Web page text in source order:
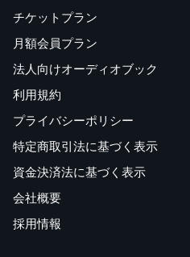
チケットプラン
月額会員プラン
法人向けオーディオブック
利用規約
プライバシーポリシー
特定商取引法に基づく表示
資金決済法に基づく表示
会社概要
採用情報